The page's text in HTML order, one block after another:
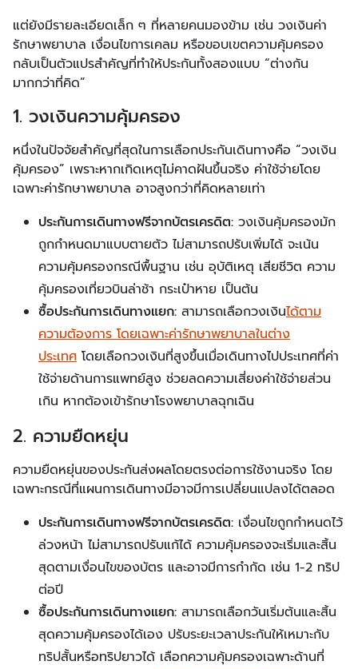
แต่ยังมีรายละเอียดเล็ก ๆ ที่หลายคนมองข้าม เช่น วงเงินค่า
รักษาพยาบาล เงื่อนไขการเคลม หรือขอบเขตความคุ้มครอง
กลับเป็นตัวแปรสำคัญที่ทำให้ประกันทั้งสองแบบ “ต่างกัน
มากกว่าที่คิด”
1. วงเงินความคุ้มครอง
หนึ่งในปัจจัยสำคัญที่สุดในการเลือกประกันเดินทางคือ “วงเงิน
คุ้มครอง” เพราะหากเกิดเหตุไม่คาดฝันขึ้นจริง ค่าใช้จ่ายโดย
เฉพาะค่ารักษาพยาบาล อาจสูงกว่าที่คิดหลายเท่า
ประกันการเดินทางฟรีจากบัตรเครดิต: วงเงินคุ้มครองมัก
ถูกกำหนดมาแบบตายตัว ไม่สามารถปรับเพิ่มได้ จะเน้น
ความคุ้มครองกรณีพื้นฐาน เช่น อุบัติเหตุ เสียชีวิต ความ
คุ้มครองเที่ยวบินล่าช้า กระเป๋าหาย เป็นต้น
ซื้อประกันการเดินทางแยก: สามารถเลือกวงเงินได้ตาม
ความต้องการ โดยเฉพาะค่ารักษาพยาบาลในต่าง
ประเทศ โดยเลือกวงเงินที่สูงขึ้นเมื่อเดินทางไปประเทศที่ค่า
ใช้จ่ายด้านการแพทย์สูง ช่วยลดความเสี่ยงค่าใช้จ่ายส่วน
เกิน หากต้องเข้ารักษาโรงพยาบาลฉุกเฉิน
2. ความยืดหยุ่น
ความยืดหยุ่นของประกันส่งผลโดยตรงต่อการใช้งานจริง โดย
เฉพาะกรณีที่แผนการเดินทางมีอาจมีการเปลี่ยนแปลงได้ตลอด
ประกันการเดินทางฟรีจากบัตรเครดิต: เงื่อนไขถูกกำหนดไว้
ล่วงหน้า ไม่สามารถปรับแก้ได้ ความคุ้มครองจะเริ่มและสิ้น
สุดตามเงื่อนไขของบัตร และอาจมีการกำกัด เช่น 1-2 ทริป
ต่อปี
ซื้อประกันการเดินทางแยก: สามารถเลือกวันเริ่มต้นและสิ้น
สุดความคุ้มครองได้เอง ปรับระยะเวลาประกันให้เหมาะกับ
ทริปสั้นหรือทริปยาวได้ เลือกความคุ้มครองเฉพาะด้านที่